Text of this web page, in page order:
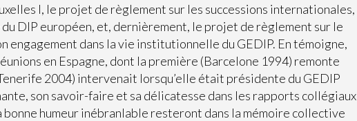
I, le projet de règlement sur les successions internationales,
DIP européen, et, dernièrement, le projet de règlement sur le
engagement dans la vie institutionnelle du GEDIP. En témoigne,
en Espagne, dont la première (Barcelone 1994) remonte
2004) intervenait lorsqu’elle était présidente du GEDIP
son savoir-faire et sa délicatesse dans les rapports collégiaux
bonne humeur inébranlable resteront dans la mémoire collective